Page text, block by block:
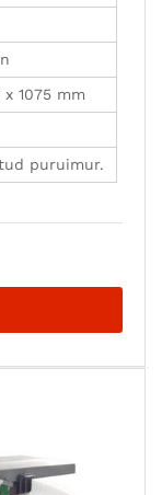
x 1075 mm
puruimur.